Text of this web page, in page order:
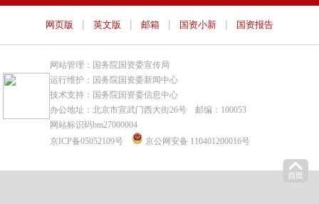
网页版 | 英文版 | 邮箱 | 国资小新 | 国资报告
网站管理：国务院国资委宣传局
运行维护：国务院国资委新闻中心
技术支持：国务院国资委信息中心
办公地址：北京市宣武门西大街26号 邮编：100053
网站标识码bm27000004
京ICP备05052109号
京公网安备 110401200016号